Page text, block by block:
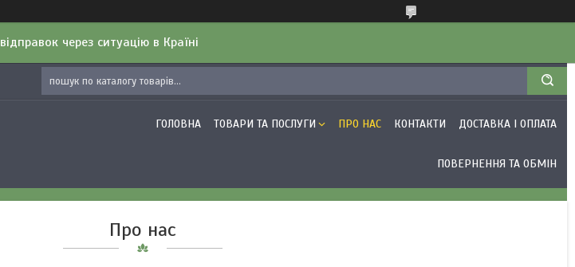
відправок через ситуацію в Країні
ГОЛОВНА ТОВАРИ ТА ПОСЛУГИ ПРО НАС КОНТАКТИ ДОСТАВКА І ОПЛАТА
ПОВЕРНЕННЯ ТА ОБМІН
Про нас